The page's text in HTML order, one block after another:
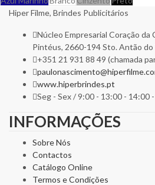
Hiper Filme, Brindes Publicitários
Núcleo Empresarial Coração da
Pintéus, 2660-194 Sto. Antão do
+351 21 931 88 49 (chamada
www.hiperbrindes.pt
Seg - Sex / 9:00 - 13:00 - 14:00
INFORMAÇÕES
Sobre Nós
Contactos
Catálogo Online
Termos e Condições